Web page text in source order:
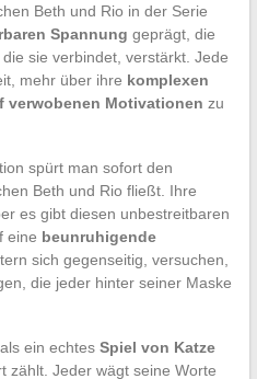
Beth und Rio in der Serie
Spannung geprägt, die
, die sie verbindet, verstärkt. Jede
mehr über ihre komplexen
verwobenen Motivationen zu
spürt man sofort den
Beth und Rio fließt. Ihre
es gibt diesen unbestreitbaren
eine beunruhigende
sich gegenseitig, versuchen,
die jeder hinter seiner Maske
ein echtes Spiel von Katze
zählt. Jeder wägt seine Worte